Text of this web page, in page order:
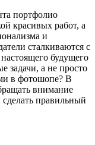
портфолио
красивых работ, а
и
сталкиваются с
будущего
задачи, а не просто
в фотошопе? В
внимание
правильный